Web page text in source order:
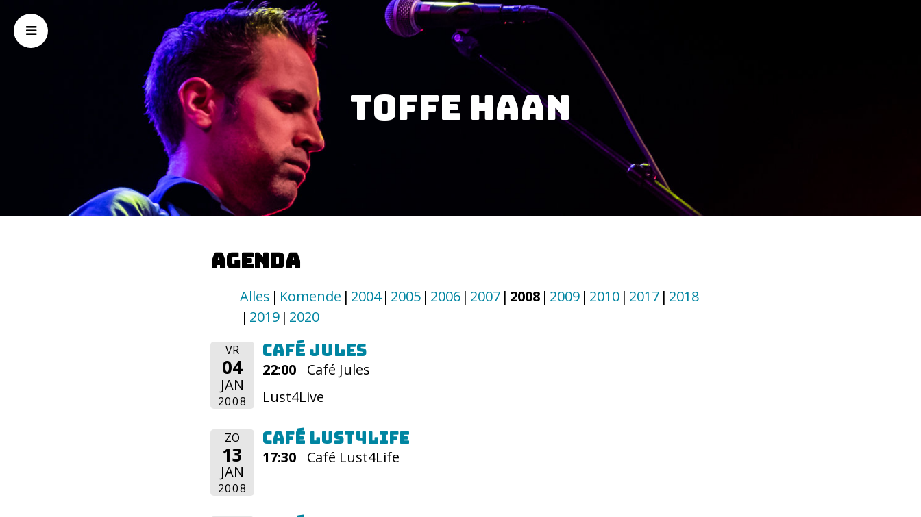
Toffe Haan
Agenda
Alles Komende 2004 2005 2006 2007 2008 2009 2010 2017 2018
2019 2020
VR
04
JAN
2008
Café Jules
22:00
Café Jules
Lust4Live
ZO
13
JAN
2008
Café Lust4Life
17:30 Café Lust4Life